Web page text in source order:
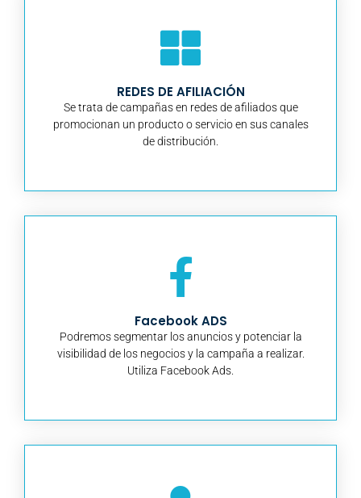
REDES DE AFILIACIÓN
Se trata de campañas en redes de afiliados que
promocionan un producto o servicio en sus canales
de distribución.
Facebook ADS
Podremos segmentar los anuncios y potenciar la
visibilidad de los negocios y la campaña a realizar.
Utiliza Facebook Ads.